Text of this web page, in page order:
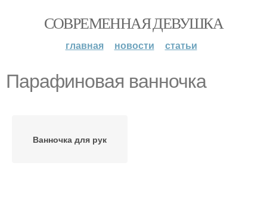
СОВРЕМЕННАЯ ДЕВУШКА
главная новости статьи
Парафиновая ванночка
Ванночка для рук